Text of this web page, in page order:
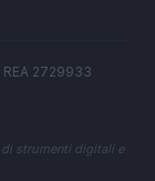
2729933
strumenti digitali e